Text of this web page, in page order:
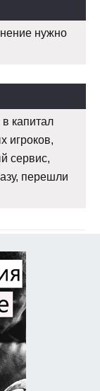
нужно
капитал
игроков,
сервис,
перешли